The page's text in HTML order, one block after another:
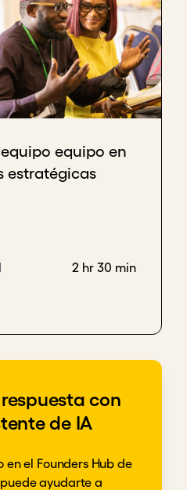
equipo en
estratégicas
2 hr 30 min
con
de IA
el Founders Hub de
ayudarte a